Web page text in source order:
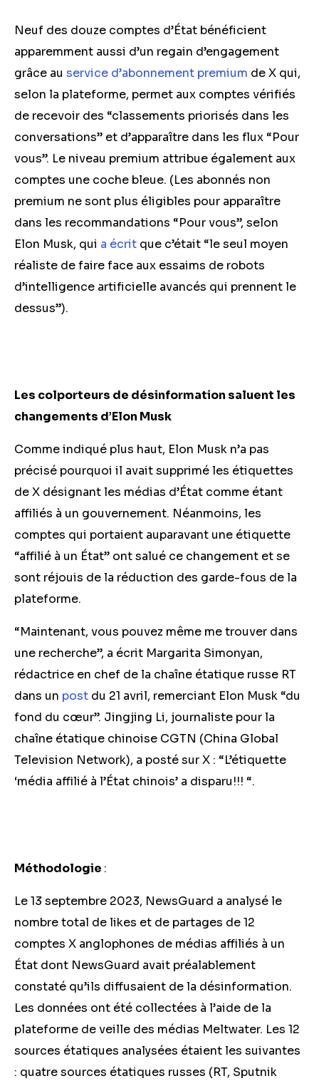
Neuf des douze comptes d’État bénéficient
apparemment aussi d’un regain d’engagement
grâce au service d’abonnement premium de X qui,
selon la plateforme, permet aux comptes vérifiés
de recevoir des “classements priorisés dans les
conversations” et d’apparaître dans les flux “Pour
vous”. Le niveau premium attribue également aux
comptes une coche bleue. (Les abonnés non
premium ne sont plus éligibles pour apparaître
dans les recommandations “Pour vous”, selon
Elon Musk, qui a écrit que c’était “le seul moyen
réaliste de faire face aux essaims de robots
d’intelligence artificielle avancés qui prennent le
dessus”).
Les colporteurs de désinformation saluent les
changements d’Elon Musk
Comme indiqué plus haut, Elon Musk n’a pas
précisé pourquoi il avait supprimé les étiquettes
de X désignant les médias d’État comme étant
affiliés à un gouvernement. Néanmoins, les
comptes qui portaient auparavant une étiquette
“affilié à un État” ont salué ce changement et se
sont réjouis de la réduction des garde-fous de la
plateforme.
“Maintenant, vous pouvez même me trouver dans
une recherche”, a écrit Margarita Simonyan,
rédactrice en chef de la chaîne étatique russe RT
dans un post du 21 avril, remerciant Elon Musk “du
fond du cœur”. Jingjing Li, journaliste pour la
chaîne étatique chinoise CGTN (China Global
Television Network), a posté sur X : “L’étiquette
‘média affilié à l’État chinois’ a disparu!!! “.
Méthodologie :
Le 13 septembre 2023, NewsGuard a analysé le
nombre total de likes et de partages de 12
comptes X anglophones de médias affiliés à un
État dont NewsGuard avait préalablement
constaté qu’ils diffusaient de la désinformation.
Les données ont été collectées à l’aide de la
plateforme de veille des médias Meltwater. Les 12
sources étatiques analysées étaient les suivantes
: quatre sources étatiques russes (RT, Sputnik